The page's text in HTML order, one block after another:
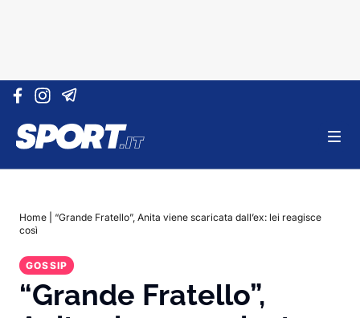
Vai al contenuto
Home
“Grande Fratello”, Anita viene scaricata dall’ex: lei reagisce
così
GOSSIP
“Grande Fratello”,